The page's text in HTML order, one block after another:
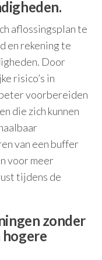
aflossingsplan te
en rekening te
Door
risico’s in
voorbereiden
die zich kunnen
van een buffer
voor meer
tijdens de
zonder
hogere